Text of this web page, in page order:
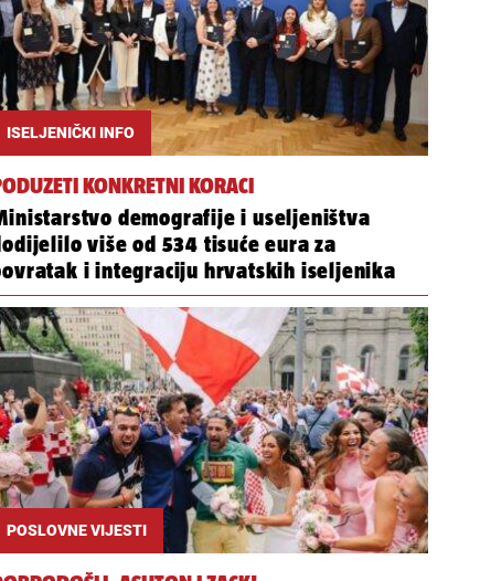
ISELJENIČKI INFO
KONKRETNI KORACI
demografije i useljeništva
više od 534 tisuće eura za
i integraciju hrvatskih iseljenika
POSLOVNE VIJESTI